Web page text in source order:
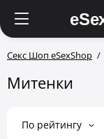
Секс Шоп eSexShop
Митенки
По рейтингу